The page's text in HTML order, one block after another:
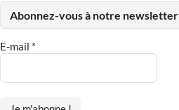
Abonnez-vous à notre newsletter
E-mail *